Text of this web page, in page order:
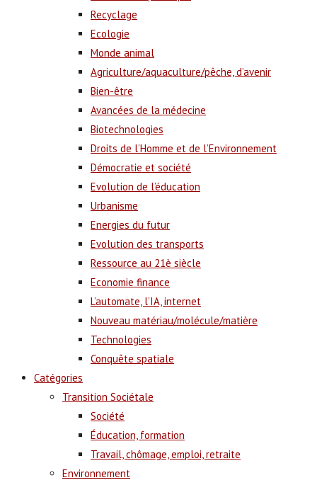
Recyclage
Ecologie
Monde animal
Agriculture/aquaculture/pêche, d’avenir
Bien-être
Avancées de la médecine
Biotechnologies
Droits de l’Homme et de l’Environnement
Démocratie et société
Evolution de l’éducation
Urbanisme
Energies du futur
Evolution des transports
Ressource au 21è siècle
Economie finance
L’automate, l’IA, internet
Nouveau matériau/molécule/matière
Technologies
Conquête spatiale
Catégories
Transition Sociétale
Société
Éducation, formation
Travail, chômage, emploi, retraite
Environnement